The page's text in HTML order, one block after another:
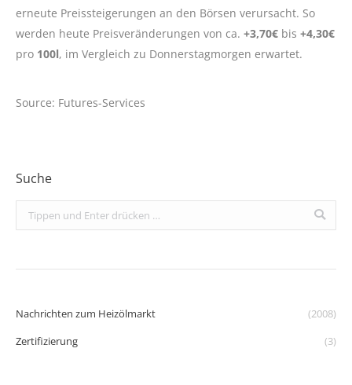
erneute Preissteigerungen an den Börsen verursacht. So
werden heute Preisveränderungen von ca. +3,70€ bis +4,30€
pro 100l, im Vergleich zu Donnerstagmorgen erwartet.
Source: Futures-Services
Suche
Search:
Nachrichten zum Heizölmarkt
(2008)
Zertifizierung
(3)